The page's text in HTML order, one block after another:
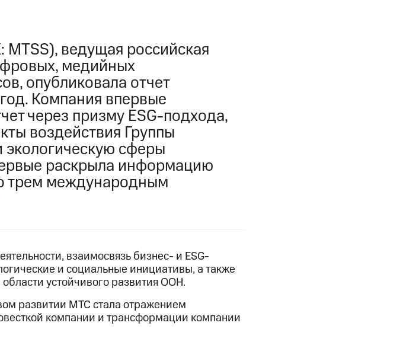
ведущая российская
медийных
опубликовала отчет
Компания впервые
через призму ESG-подхода,
воздействия Группы
сферы
раскрыла информацию
трем международным
взаимосвязь бизнес- и ESG-
и социальные инициативы, а также
устойчивого развития ООН.
развитии МТС стала отражением
компании и трансформации компании